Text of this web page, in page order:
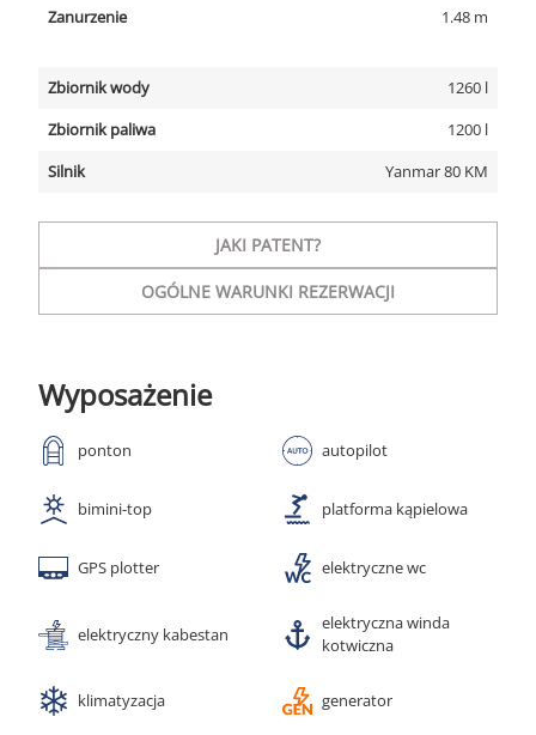
Zanurzenie
1.48 m
Zbiornik wody
1260 l
Zbiornik paliwa
1200 l
Silnik
Yanmar 80 KM
JAKI PATENT?
OGÓLNE WARUNKI REZERWACJI
Wyposażenie
ponton autopilot
bimini-top platforma kąpielowa
GPS plotter elektryczne wc
elektryczny kabestan
elektryczna winda
kotwiczna
klimatyzacja generator